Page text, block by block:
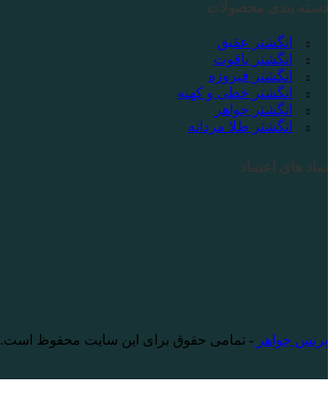
دسته بندی محصولات
انگشتر عقیق
انگشتر یاقوت
انگشتر فیروزه
انگشتر خطی و کهنه
انگشتر جواهر
انگشتر طلا مردانه
نماد های اعتماد
پرنس جواهر - تمامی حقوق برای این سایت محفوظ است.